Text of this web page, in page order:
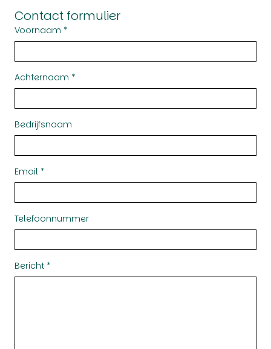
Contact formulier
Voornaam *
Achternaam *
Bedrijfsnaam
Email *
Telefoonnummer
Bericht *